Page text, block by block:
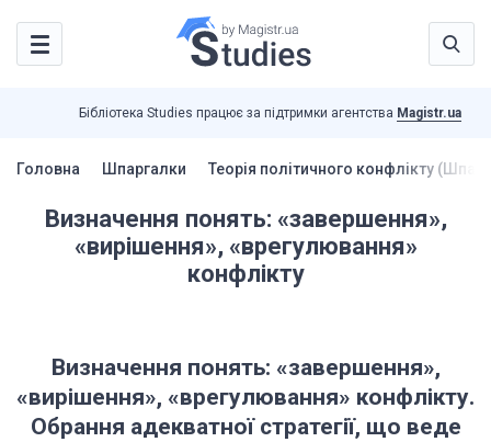
Бібліотека Studies працює за підтримки агентства Magistr.ua
Головна Шпаргалки Теорія політичного конфлікту
Визначення понять: «завершення»,
«вирішення», «врегулювання»
конфлікту
Визначення понять: «завершення»,
«вирішення», «врегулювання» конфлікту.
Обрання адекватної стратегії, що веде